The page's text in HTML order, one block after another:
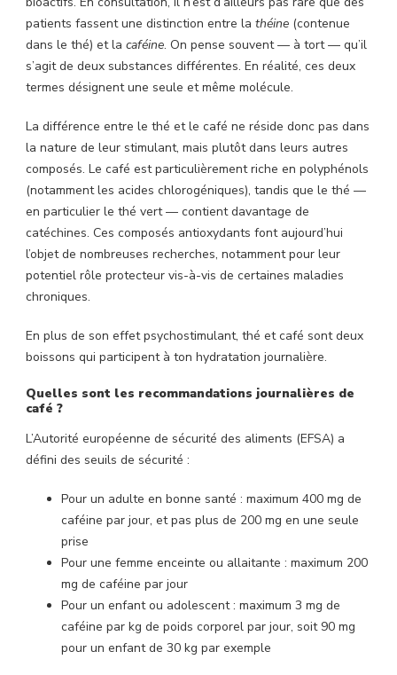
patients fassent une distinction entre la théine (contenue
dans le thé) et la caféine. On pense souvent — à tort — qu’il
s’agit de deux substances différentes. En réalité, ces deux
termes désignent une seule et même molécule.
La différence entre le thé et le café ne réside donc pas dans
la nature de leur stimulant, mais plutôt dans leurs autres
composés. Le café est particulièrement riche en polyphénols
(notamment les acides chlorogéniques), tandis que le thé —
en particulier le thé vert — contient davantage de
catéchines. Ces composés antioxydants font aujourd’hui
l’objet de nombreuses recherches, notamment pour leur
potentiel rôle protecteur vis-à-vis de certaines maladies
chroniques.
En plus de son effet psychostimulant, thé et café sont deux
boissons qui participent à ton hydratation journalière.
Quelles sont les recommandations journalières de
café ?
L’Autorité européenne de sécurité des aliments (EFSA) a
défini des seuils de sécurité :
Pour un adulte en bonne santé : maximum 400 mg de
caféine par jour, et pas plus de 200 mg en une seule
prise
Pour une femme enceinte ou allaitante : maximum 200
mg de caféine par jour
Pour un enfant ou adolescent : maximum 3 mg de
caféine par kg de poids corporel par jour, soit 90 mg
pour un enfant de 30 kg par exemple